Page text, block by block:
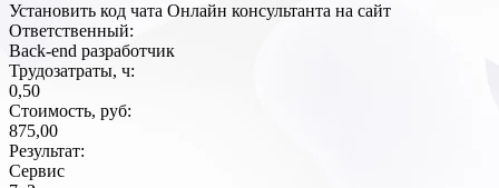
Установить код чата Онлайн консультанта на сайт
Ответственный:
Back-end разработчик
Трудозатраты, ч:
0,50
Стоимость, руб:
875,00
Результат:
Сервис